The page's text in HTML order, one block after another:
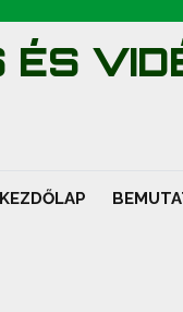
ÉS
KEZDŐLAP